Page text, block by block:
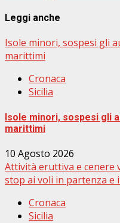
Leggi anche
Isole minori, sospesi gli
marittimi
Cronaca
Sicilia
Isole minori, sospesi gli
marittimi
10 Agosto 2026
Attività eruttiva e cenere
stop ai voli in partenza e
Cronaca
Sicilia